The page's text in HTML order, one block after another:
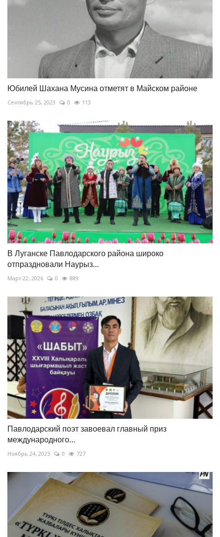
Юбилей Шахана Мусина отметят в Майском районе
Сентябрь 25, 2023 0 113
В Луганске Павлодарского района широко
отпраздновали Наурыз...
Март 22, 2026 0 889
Павлодарский поэт завоевал главный приз
международного...
Ноябрь 24, 2025 0 727